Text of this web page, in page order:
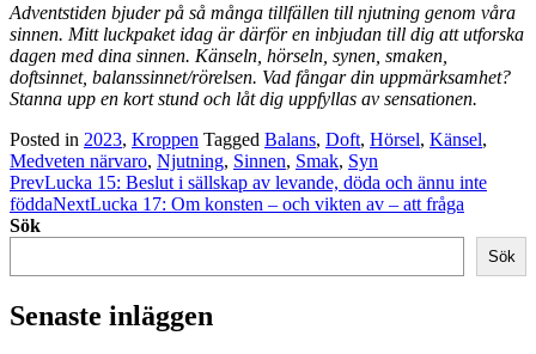
Adventstiden bjuder på så många tillfällen till njutning genom våra
sinnen. Mitt luckpaket idag är därför en inbjudan till dig att utforska
dagen med dina sinnen. Känseln, hörseln, synen, smaken,
doftsinnet, balanssinnet/rörelsen. Vad fångar din uppmärksamhet?
Stanna upp en kort stund och låt dig uppfyllas av sensationen.
Posted in 2023, Kroppen Tagged Balans, Doft, Hörsel, Känsel,
Medveten närvaro, Njutning, Sinnen, Smak, Syn
Post
navigation
PrevLucka 15: Beslut i sällskap av levande, döda och ännu inte
föddaNextLucka 17: Om konsten – och vikten av – att fråga
Sök
Sök
Senaste inläggen